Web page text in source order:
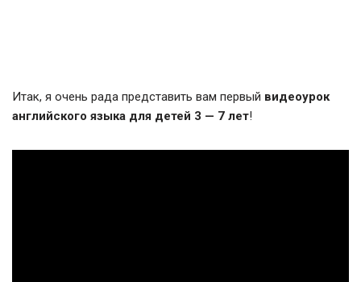
Итак, я очень рада представить вам первый видеоурок
английского языка для детей 3 — 7 лет!